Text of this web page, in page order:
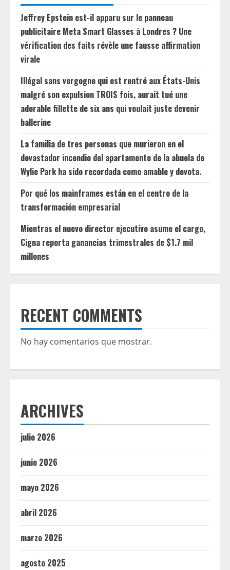
Jeffrey Epstein est-il apparu sur le panneau
publicitaire Meta Smart Glasses à Londres ? Une
vérification des faits révèle une fausse affirmation
virale
Illégal sans vergogne qui est rentré aux États-Unis
malgré son expulsion TROIS fois, aurait tué une
adorable fillette de six ans qui voulait juste devenir
ballerine
La familia de tres personas que murieron en el
devastador incendio del apartamento de la abuela de
Wylie Park ha sido recordada como amable y devota.
Por qué los mainframes están en el centro de la
transformación empresarial
Mientras el nuevo director ejecutivo asume el cargo,
Cigna reporta ganancias trimestrales de $1.7 mil
millones
RECENT COMMENTS
No hay comentarios que mostrar.
ARCHIVES
julio 2026
junio 2026
mayo 2026
abril 2026
marzo 2026
agosto 2025